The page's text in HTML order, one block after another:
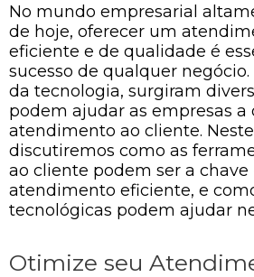
No mundo empresarial
de hoje, oferecer um
eficiente e de qualidade é
sucesso de qualquer
da tecnologia, surgiram
podem ajudar as empresas a
atendimento ao cliente.
discutiremos como as
ao cliente podem ser a chave
atendimento eficiente, e
tecnológicas podem ajudar
Otimize seu